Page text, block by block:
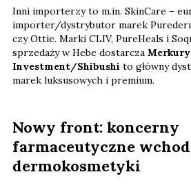
Inni importerzy to m.in. SkinCare –
importer/dystrybutor marek
czy Ottie. Marki CLIV, PureHeals i
sprzedaży w Hebe dostarcza Merkury
Investment/Shibushi to główny
marek luksusowych i premium.
Nowy front: koncerny
farmaceutyczne
dermokosmetyki